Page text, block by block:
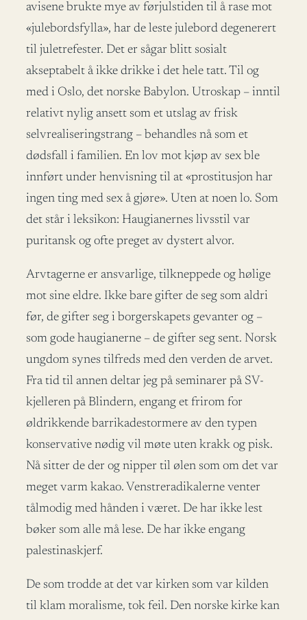
avisene brukte mye av førjulstiden til å rase mot
«julebordsfylla», har de leste julebord degenerert
til juletrefester. Det er sågar blitt sosialt
akseptabelt å ikke drikke i det hele tatt. Til og
med i Oslo, det norske Babylon. Utroskap – inntil
relativt nylig ansett som et utslag av frisk
selvrealiseringstrang – behandles nå som et
dødsfall i familien. En lov mot kjøp av sex ble
innført under henvisning til at «prostitusjon har
ingen ting med sex å gjøre». Uten at noen lo. Som
det står i leksikon: Haugianernes livsstil var
puritansk og ofte preget av dystert alvor.
Arvtagerne er ansvarlige, tilkneppede og hølige
mot sine eldre. Ikke bare gifter de seg som aldri
før, de gifter seg i borgerskapets gevanter og –
som gode haugianerne – de gifter seg sent. Norsk
ungdom synes tilfreds med den verden de arvet.
Fra tid til annen deltar jeg på seminarer på SV-
kjelleren på Blindern, engang et frirom for
øldrikkende barrikadestormere av den typen
konservative nødig vil møte uten krakk og pisk.
Nå sitter de der og nipper til ølen som om det var
meget varm kakao. Venstreradikalerne venter
tålmodig med hånden i været. De har ikke lest
bøker som alle må lese. De har ikke engang
palestinaskjerf.
De som trodde at det var kirken som var kilden
til klam moralisme, tok feil. Den norske kirke kan